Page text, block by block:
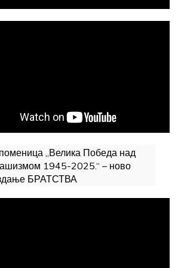
„Велика Победа над
1945-2025.“ – ново
БРАТСТВА